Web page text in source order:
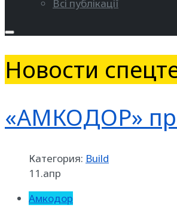
Всі публікації
Новости
«АМКОДОР»
Категория: Build
11.апр
Амкодор